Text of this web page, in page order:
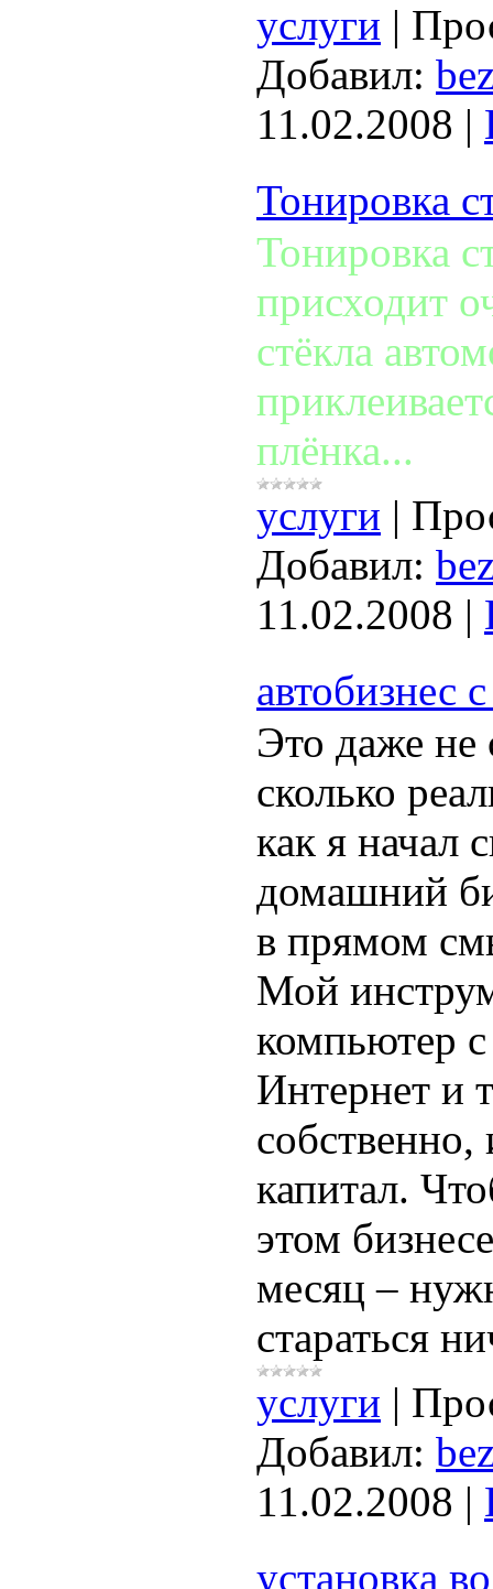
услуги |
Добавил:
11.02.2008 |
Тонировка
Тонировка
присходит
стёкла
плёнка...
услуги |
Добавил:
11.02.2008 |
автобизнес
Это даже не
сколько
как я начал
домашний
в прямом
Мой
компьютер
Интернет и
капитал.
этом
месяц –
стараться
услуги |
Добавил:
11.02.2008 |
установка